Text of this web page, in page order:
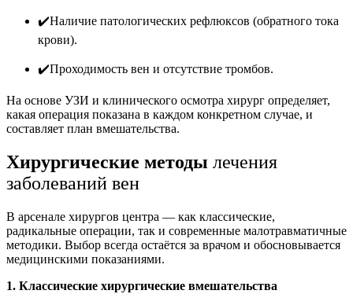
✔️Наличие патологических рефлюксов (обратного тока
крови).
✔️Проходимость вен и отсутствие тромбов.
На основе УЗИ и клинического осмотра хирург определяет,
какая операция показана в каждом конкретном случае, и
составляет план вмешательства.
Хирургические методы лечения
заболеваний вен
В арсенале хирургов центра — как классические,
радикальные операции, так и современные малотравматичные
методики. Выбор всегда остаётся за врачом и обосновывается
медицинскими показаниями.
1. Классические хирургические вмешательства